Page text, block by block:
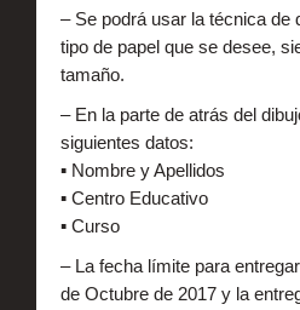
– Se podrá usar la técnica de
tipo de papel que se desee,
tamaño.
– En la parte de atrás del
siguientes datos:
▪ Nombre y Apellidos
▪ Centro Educativo
▪ Curso
– La fecha límite para
de Octubre de 2017 y la